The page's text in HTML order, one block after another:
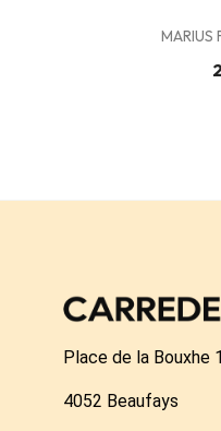
MARIUS
Place de la Bouxhe
4052 Beaufays